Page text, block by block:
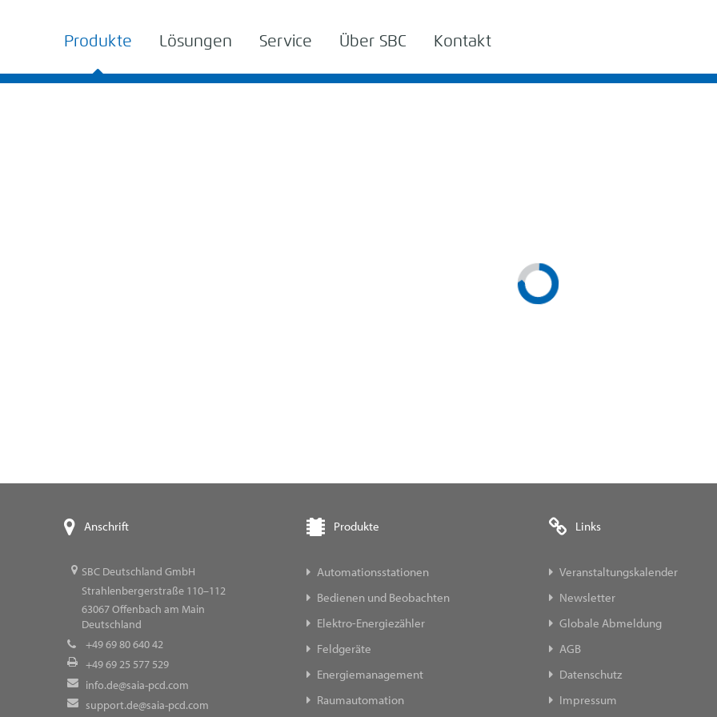
Produkte Lösungen Service Über SBC Kontakt
Anschrift
SBC Deutschland GmbH
Strahlenbergerstraße 110–112
63067Offenbach am Main
Deutschland
+49 69 80 640 42
+49 69 25 577 529
info.de@saia-pcd.com
support.de@saia-pcd.com
Produkte
Automationsstationen
Bedienen und Beobachten
Elektro-Energiezähler
Feldgeräte
Energiemanagement
Raumautomation
Links
Veranstaltungskalender
Newsletter
Globale Abmeldung
AGB
Datenschutz
Impressum